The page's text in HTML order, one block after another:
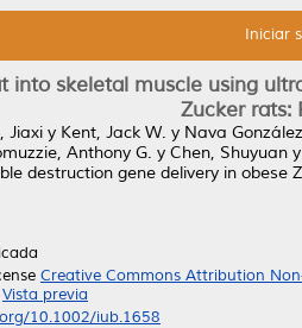
Iniciar
into skeletal muscle using
Zucker rats:
Jiaxi y Kent, Jack W. y Nava
Anthony G. y Chen, Shuyuan
destruction gene delivery in obese
Creative Commons Attribution
Vista previa
10.1002/iub.1658